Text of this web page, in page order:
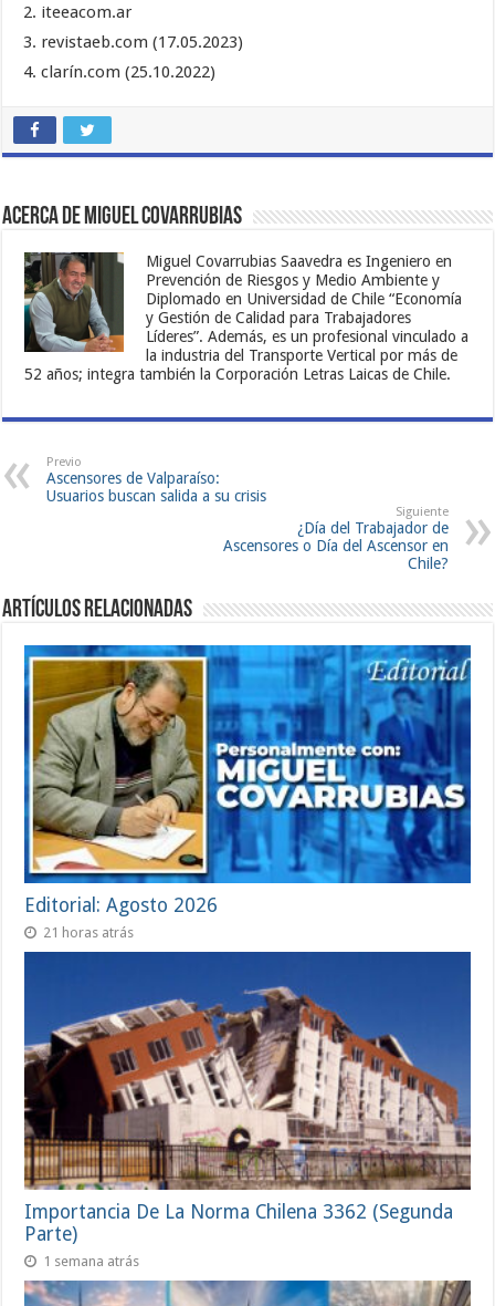
iteeacom.ar
revistaeb.com (17.05.2023)
clarín.com (25.10.2022)
Acerca de Miguel Covarrubias
Miguel Covarrubias Saavedra es Ingeniero en
Prevención de Riesgos y Medio Ambiente y
Diplomado en Universidad de Chile “Economía
y Gestión de Calidad para Trabajadores
Líderes”. Además, es un profesional vinculado a
la industria del Transporte Vertical por más de
52 años; integra también la Corporación Letras Laicas de Chile.
Previo
Ascensores de Valparaíso:
Usuarios buscan salida a su crisis
Siguiente
¿Día del Trabajador de
Ascensores o Día del Ascensor en
Chile?
Artículos Relacionadas
Editorial: Agosto 2026
21 horas atrás
Importancia De La Norma Chilena 3362 (Segunda
Parte)
1 semana atrás